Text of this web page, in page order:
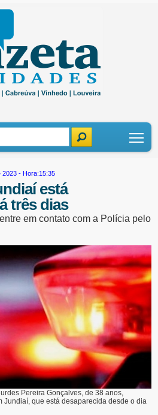
2023 - Hora:15:35
está
três dias
em contato com a Polícia pelo
Pereira Gonçalves, de 38 anos,
Jundiaí, que está desaparecida desde o dia